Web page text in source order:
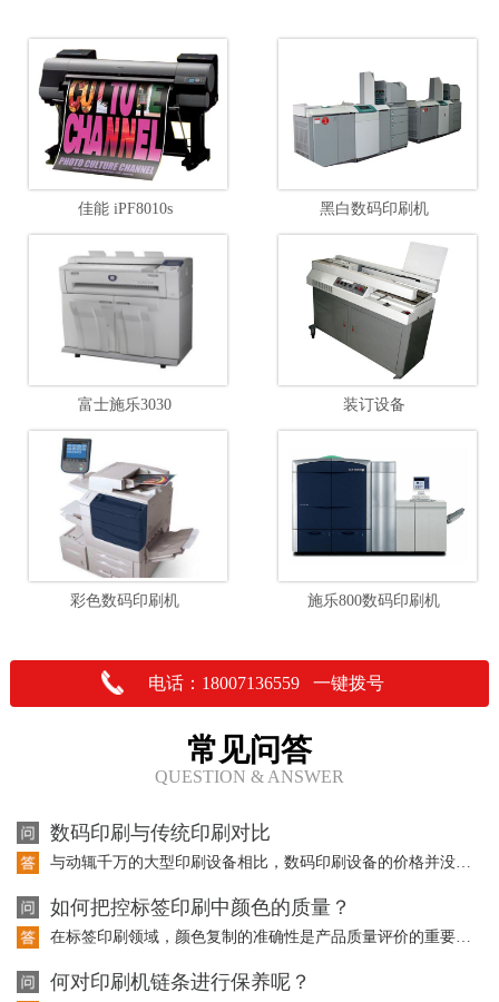
佳能 iPF8010s 黑白数码印刷机
富士施乐3030 装订设备
彩色数码印刷机 施乐800数码印刷机
电话：18007136559 一键拨号
常见问答
QUESTION & ANSWER
数码印刷与传统印刷对比
与动辄千万的大型印刷设备相比，数码印刷设备的价格并没有成为大型传统印刷企业投资…
如何把控标签印刷中颜色的质量？
在标签印刷领域，颜色复制的准确性是产品质量评价的重要因素。而且在标签印刷中使用…
何对印刷机链条进行保养呢？